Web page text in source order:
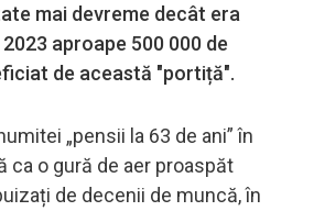
mai devreme decât era
aproape 500 000 de
de această "portiță".
„pensii la 63 de ani” în
ca o gură de aer proaspăt
de decenii de muncă, în